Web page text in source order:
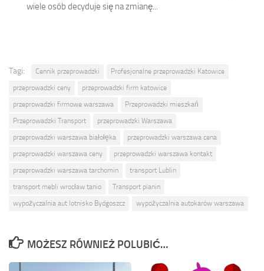
wiele osób decyduje się na zmianę...
Tagi: Cennik przeprowadzki
Profesjonalne przeprowadzki Katowice
przeprowadzki ceny
przeprowadzki firm katowice
przeprowadzki firmowe warszawa
Przeprowadzki mieszkań
Przeprowadzki Transport
przeprowadzki Warszawa
przeprowadzki warszawa białołęka
przeprowadzki warszawa cena
przeprowadzki warszawa ceny
przeprowadzki warszawa kontakt
przeprowadzki warszawa tarchomin
transport Lublin
transport mebli wrocław tanio
Transport pianin
wypożyczalnia aut lotnisko Bydgoszcz
wypożyczalnia autokarów warszawa
MOŻESZ RÓWNIEŻ POLUBIĆ…